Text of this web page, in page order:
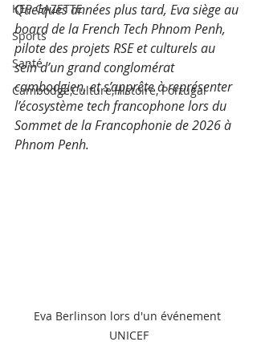
KEP GAZETTE
Sports
Santé
Cambodge,Culture,Histoire, Portugal
Quelques années plus tard, Eva siège au
board de la French Tech Phnom Penh,
pilote des projets RSE et culturels au
sein d’un grand conglomérat
cambodgien, et s’apprête à représenter
l’écosystème tech francophone lors du
Sommet de la Francophonie de 2026 à
Phnom Penh.
Eva Berlinson lors d'un événement
UNICEF